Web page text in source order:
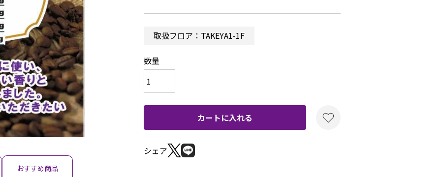
取扱フロア：TAKEYA1-1F
カートに入れる
シェア
おすすめ商品